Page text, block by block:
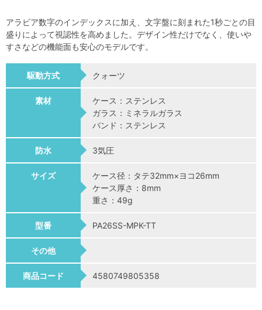
アラビア数字のインデックスに加え、文字盤に刻まれた1秒ごとの目
盛りによって視認性を高めました。デザイン性だけでなく、使いや
すさなどの機能面も安心のモデルです。
駆動方式 クォーツ
素材
ケース：ステンレス
ガラス：ミネラルガラス
バンド：ステンレス
防水 3気圧
サイズ
ケース径：タテ32mm×ヨコ26mm
ケース厚さ：8mm
重さ：49g
型番 PA26SS-MPK-TT
その他
商品コード 4580749805358